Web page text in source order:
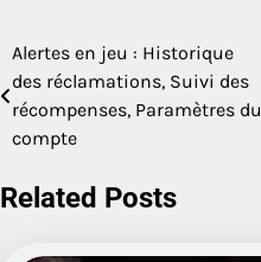
Post
navigation
Alertes en jeu : Historique
des réclamations, Suivi des
récompenses, Paramètres du
compte
Related Posts